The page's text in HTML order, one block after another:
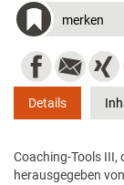
merken
Details
Coaching-Tools III,
herausgegeben